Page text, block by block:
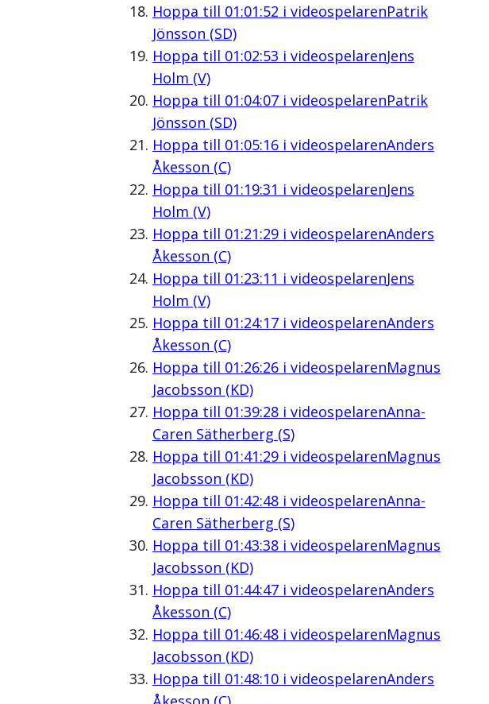
Hoppa till 01:01:52 i videospelarenPatrik
Jönsson (SD)
Hoppa till 01:02:53 i videospelarenJens
Holm (V)
Hoppa till 01:04:07i videospelarenPatrik
Jönsson (SD)
Hoppa till 01:05:16i videospelarenAnders
Åkesson (C)
Hoppa till 01:19:31 i videospelarenJens
Holm (V)
Hoppa till 01:21:29i videospelarenAnders
Åkesson (C)
Hoppa till 01:23:11 i videospelarenJens
Holm (V)
Hoppa till 01:24:17i videospelarenAnders
Åkesson (C)
Hoppa till 01:26:26i videospelarenMagnus
Jacobsson (KD)
Hoppa till 01:39:28i videospelarenAnna-
Caren Sätherberg (S)
Hoppa till 01:41:29i videospelarenMagnus
Jacobsson (KD)
Hoppa till 01:42:48i videospelarenAnna-
Caren Sätherberg (S)
Hoppa till 01:43:38i videospelarenMagnus
Jacobsson (KD)
Hoppa till 01:44:47i videospelarenAnders
Åkesson (C)
Hoppa till 01:46:48i videospelarenMagnus
Jacobsson (KD)
Hoppa till 01:48:10i videospelarenAnders